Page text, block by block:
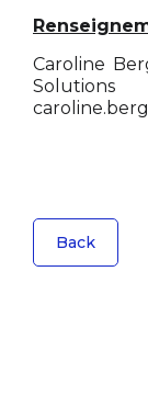
Caroline
Back